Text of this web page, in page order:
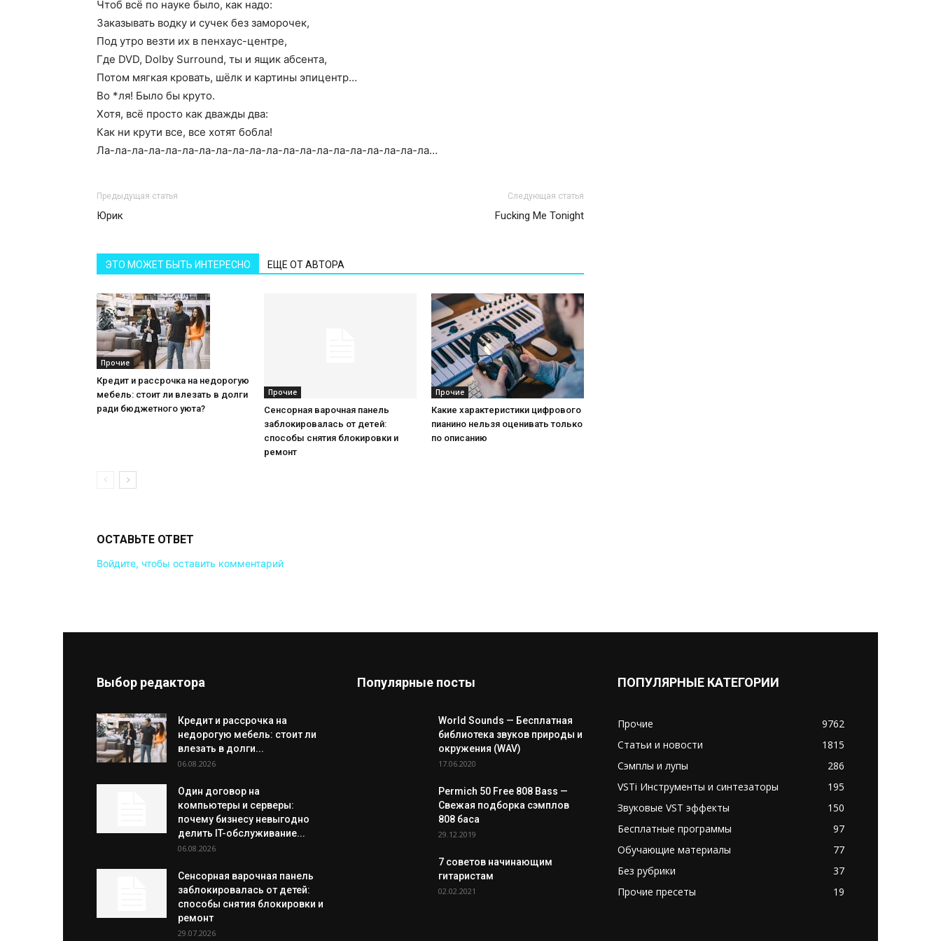
Чтоб всё по науке было, как надо:
Заказывать водку и сучек без заморочек,
Под утро везти их в пенхаус-центре,
Где DVD, Dolby Surround, ты и ящик абсента,
Потом мягкая кровать, шёлк и картины эпицентр…
Во *ля! Было бы круто.
Хотя, всё просто как дважды два:
Как ни крути все, все хотят бобла!
Ла-ла-ла-ла-ла-ла-ла-ла-ла-ла-ла-ла-ла-ла-ла-ла-ла-ла-ла-ла…
Предыдущая статья
Юрик
Следующая статья
Fucking Me Tonight
ЭТО МОЖЕТ БЫТЬ ИНТЕРЕСНО ЕЩЕ ОТ АВТОРА
Прочие
Кредит и рассрочка на недорогую
мебель: стоит ли влезать в долги
ради бюджетного уюта?
Прочие
Сенсорная варочная панель
заблокировалась от детей:
способы снятия блокировки и
ремонт
Прочие
Какие характеристики цифрового
пианино нельзя оценивать только
по описанию
ОСТАВЬТЕ ОТВЕТ
Войдите, чтобы оставить комментарий
Выбор редактора
Кредит и рассрочка на
недорогую мебель: стоит ли
влезать в долги...
06.08.2026
Один договор на
компьютеры и серверы:
почему бизнесу невыгодно
делить IT-обслуживание...
06.08.2026
Сенсорная варочная панель
заблокировалась от детей:
способы снятия блокировки и
ремонт
29.07.2026
Популярные посты
World Sounds — Бесплатная
библиотека звуков природы и
окружения (WAV)
17.06.2020
Permich 50 Free 808 Bass —
Свежая подборка сэмплов
808 баса
29.12.2019
7 советов начинающим
гитаристам
02.02.2021
ПОПУЛЯРНЫЕ КАТЕГОРИИ
Прочие
9762
Статьи и новости
1815
Сэмплы и лупы
286
VSTi Инструменты и синтезаторы
195
Звуковые VST эффекты
150
Бесплатные программы
97
Обучающие материалы
77
Без рубрики
37
Прочие пресеты
19